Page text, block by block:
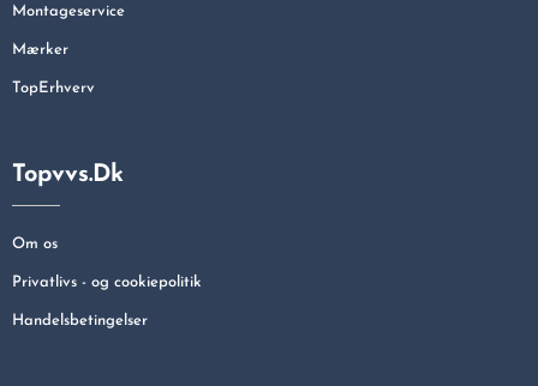
Montageservice
Mærker
TopErhverv
Topvvs.dk
Om os
Privatlivs - og cookiepolitik
Handelsbetingelser